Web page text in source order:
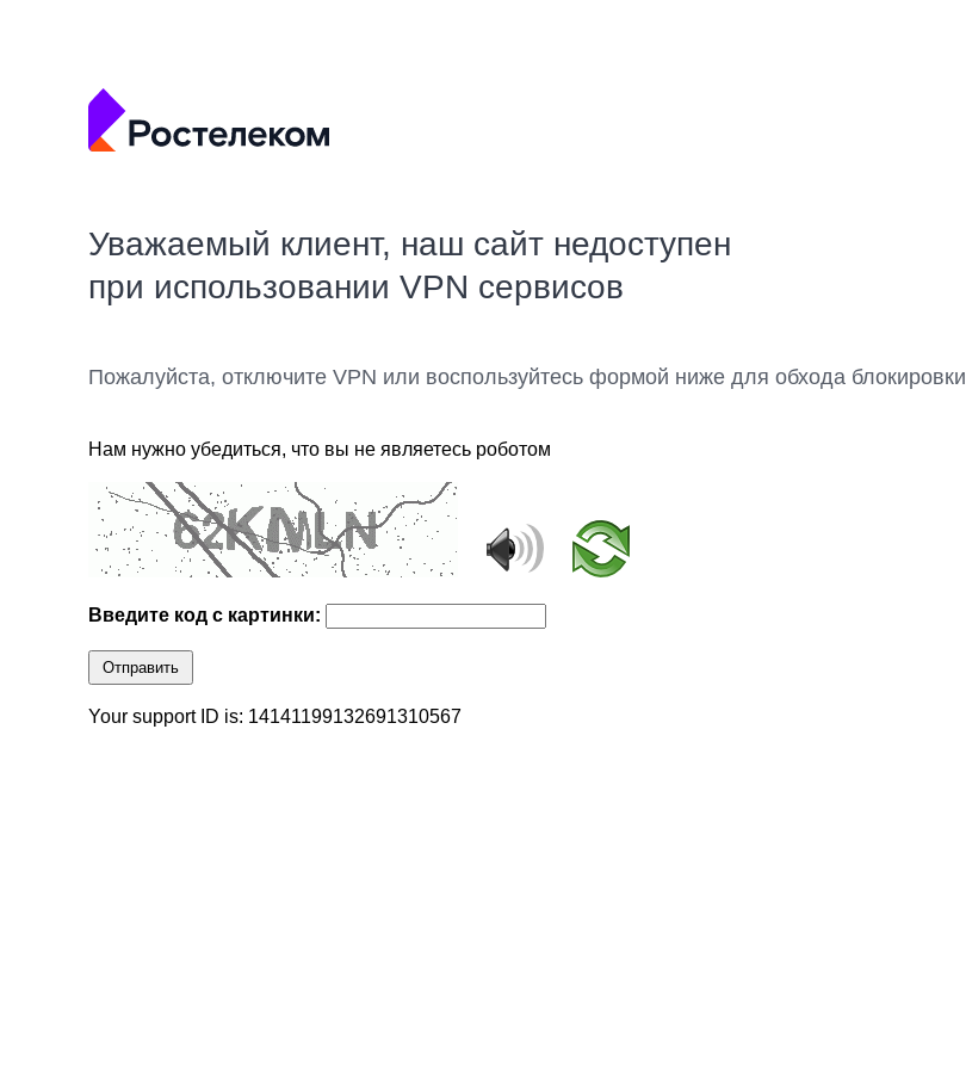
Уважаемый клиент, наш сайт недоступен
при использовании VPN сервисов
Пожалуйста, отключите VPN или воспользуйтесь формой ниже для обхода блокировки
Нам нужно убедиться, что вы не являетесь роботом
Введите код с картинки:
Отправить
Your support ID is: 14141199132691310567